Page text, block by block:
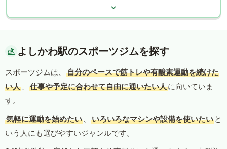
よしかわ駅のスポーツジムを探す
スポーツジムは、
自分のペースで筋トレや有酸素運動を続けた
い人 、 仕事や予定に合わせて自由に通いたい人に向いていま
す。
気軽に運動を始めたい 、 いろいろなマシンや設備を使いたい と
いう人にも選びやすいジャンルです。